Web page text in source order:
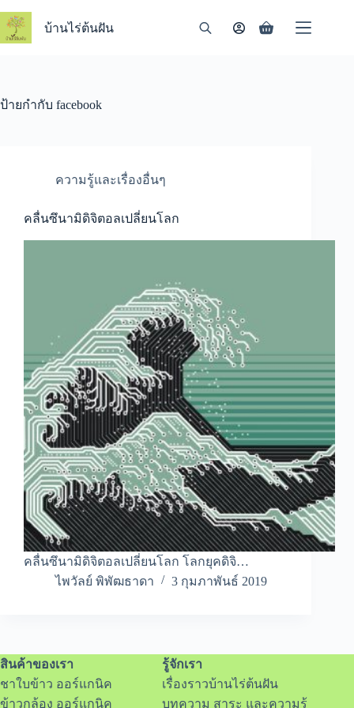
to
content
บ้านไร่ต้นฝัน
Shopping
ป้ายกำกับ facebook
ความรู้และเรื่องอื่นๆ
คลื่นซึนามิดิจิตอลเปลี่ยนโลก
คลื่นซึนามิดิจิตอลเปลี่ยนโลก โลกยุคดิจิ…
ไพวัลย์ พิพัฒธาดา
3 กุมภาพันธ์ 2019
สินค้าของเรา
ชาใบข้าว ออร์แกนิค
ข้าวกล้อง ออร์แกนิค
รู้จักเรา
เรื่องราวบ้านไร่ต้นฝัน
บทความ สาระ และความรู้